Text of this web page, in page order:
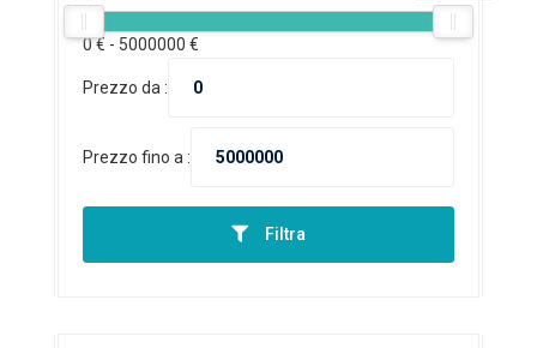
0€ - 5000000 €
Prezzo da :
Prezzo fino a :
Filtra